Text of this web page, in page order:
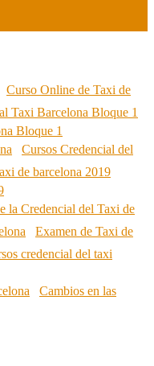
Curso Online de Taxi de
Bloque 1
Cursos Credencial del
la Credencial del Taxi de
Examen de Taxi de
Cambios en las